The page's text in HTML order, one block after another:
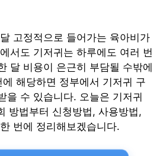
고정적으로 들어가는 육아비가
서도 기저귀는 하루에도 여러 번
달 비용이 은근히 부담될 수밖에
해당하면 정부에서 기저귀 구
을 수 있습니다. 오늘은 기저귀
방법부터 신청방법, 사용방법,
번에 정리해보겠습니다.